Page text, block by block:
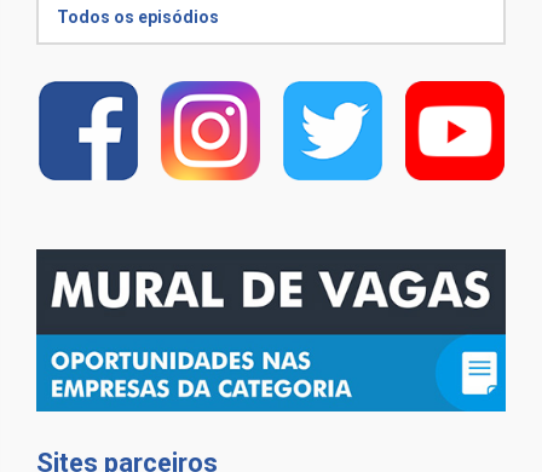
Todos os episódios
Sites parceiros